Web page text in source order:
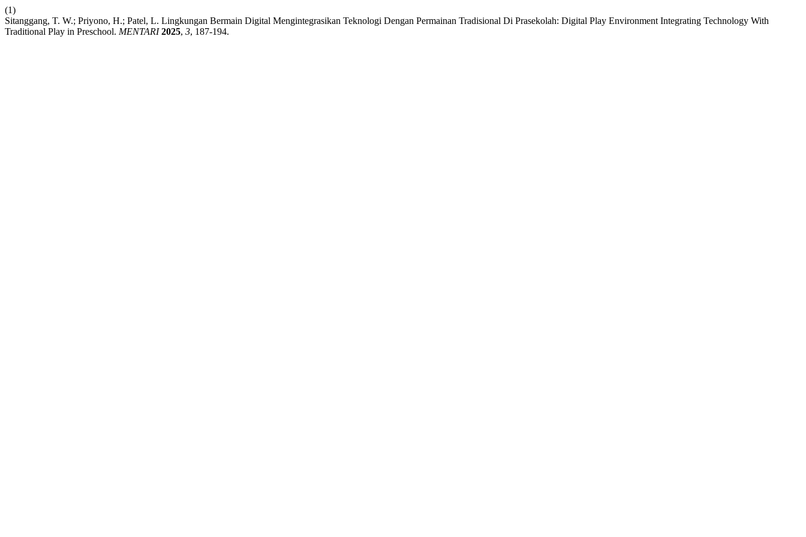
(1)
Sitanggang, T. W.; Priyono, H.; Patel, L. Lingkungan Bermain Digital Mengintegrasikan Teknologi Dengan Permainan Tradisional Di Prasekolah: Digital Play Environment Integrating Technology With
Traditional Play in Preschool. MENTARI 2025, 3, 187-194.